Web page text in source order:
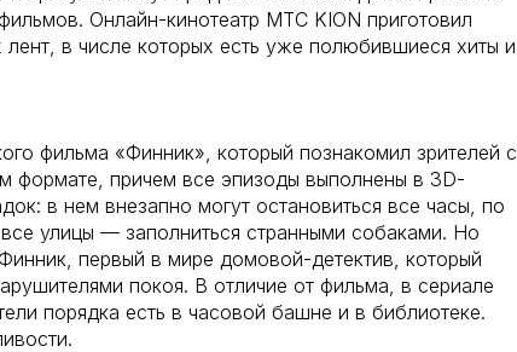
Онлайн-кинотеатр МТС KION приготовил
в числе которых есть уже полюбившиеся хиты и
фильма «Финник», который познакомил зрителей с
формате, причем все эпизоды выполнены в 3D-
в нем внезапно могут остановиться все часы, по
улицы — заполниться странными собаками. Но
первый в мире домовой-детектив, который
покоя. В отличие от фильма, в сериале
порядка есть в часовой башне и в библиотеке.